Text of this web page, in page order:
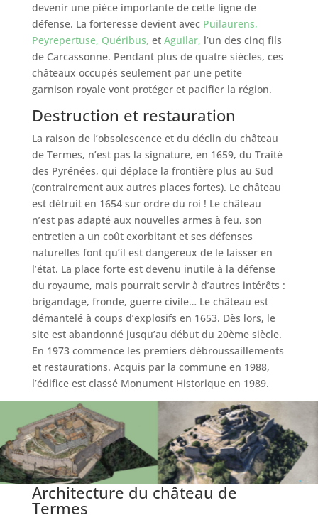
devenir une pièce importante de cette ligne de
défense. La forteresse devient avec Puilaurens,
Peyrepertuse, Quéribus, et Aguilar, l’un des cinq fils
de Carcassonne. Pendant plus de quatre siècles, ces
châteaux occupés seulement par une petite
garnison royale vont protéger et pacifier la région.
Destruction et restauration
La raison de l’obsolescence et du déclin du château
de Termes, n’est pas la signature, en 1659, du Traité
des Pyrénées, qui déplace la frontière plus au Sud
(contrairement aux autres places fortes). Le château
est détruit en 1654 sur ordre du roi ! Le château
n’est pas adapté aux nouvelles armes à feu, son
entretien a un coût exorbitant et ses défenses
naturelles font qu’il est dangereux de le laisser en
l’état. La place forte est devenu inutile à la défense
du royaume, mais pourrait servir à d’autres intérêts :
brigandage, fronde, guerre civile… Le château est
démantelé à coups d’explosifs en 1653. Dès lors, le
site est abandonné jusqu’au début du 20ème siècle.
En 1973 commence les premiers débroussaillements
et restaurations. Acquis par la commune en 1988,
l’édifice est classé Monument Historique en 1989.
Architecture du château de
Termes